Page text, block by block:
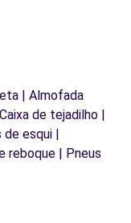
| Almofada
de tejadilho |
de esqui |
reboque | Pneus